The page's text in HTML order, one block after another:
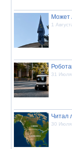
Может
1
31 Июля
Читал
30 Июля